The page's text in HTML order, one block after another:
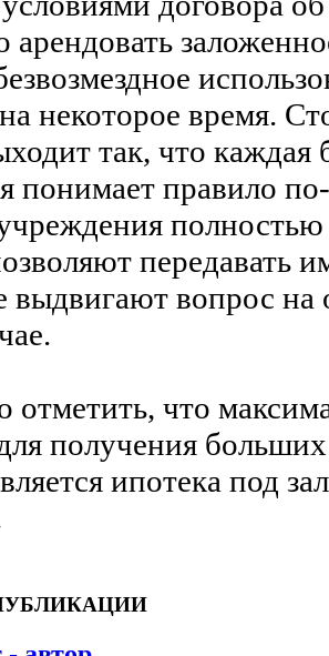
арендовать
некоторое время.
так, что каждая
понимает правило
передавать
выдвигают вопрос
отметить, что
получения
ипотека под